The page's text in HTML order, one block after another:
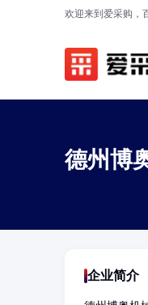
欢迎来到爱采购，
德州博
企业简介